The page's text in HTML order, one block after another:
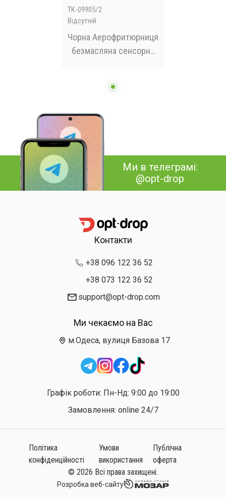
TK-09905/2
Відсутній
Чорна Аерофритюрниця
безмасляна сенсорна
Ми в телеграмі:
@opt-drop
Контакти
+38 096 122 36 52
+38 073 122 36 52
support@opt-drop.com
Ми чекаємо на Вас
м.Одеса, вулиця Базова 17
Графік роботи: Пн-Нд: 9:00 до 19:00
Замовлення: online 24/7
Політика
конфіденційності
Умови
використання
Публічна
оферта
© 2026 Всі права захищені.
Розробка веб-сайту